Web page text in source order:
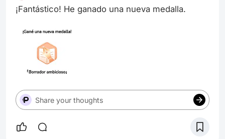
¡Fantástico! He ganado una nueva medalla.
Share your thoughts